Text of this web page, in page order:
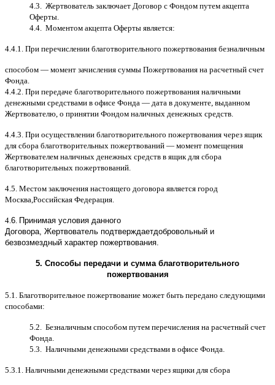
4.3. Жертвователь заключает Договор c Фондом путем акцепта
Оферты
4.4. Моментом акцепта Оферты является:
4.4.1. При перечислении благотворительного пожертвования безналичным
способом — момент зачисления суммы Пожертвования на расчетный счет
Фонда
4.4.2. При передаче благотворительного пожертвования наличными
денежными средствами в офисе Фонда — дата в документе выданном
Жертвователю o принятии Фондом наличных денежных средств
4.4.3. При осуществлении благотворительного пожертвования через ящик
для сбора благотворительных пожертвований — момент помещения
Жертвователем наличных денежных средств в ящик для сбора
благотворительных пожертвований
4.5. Местом заключения настоящего договора является город
Москва Российская Федерация
4. 6 Принимая условия данного
Договора, Жертвователь подтверждаетдобровольный и
безвозмездный характер пожертвования
5. Способы передачи и сумма благотворительного
пожертвования
5.1. Благотворительное пожертвование может быть передано следующими
способами:
5.2. Безналичным способом путем перечисления на расчетный счет
Фонда
5.3. Наличными денежными средствами в офисе Фонда
5.3.1. Наличными денежными средствами через ящики для сбора